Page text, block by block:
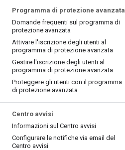
Programma di protezione avanzata
Domande frequenti sul programma di
protezione avanzata
Attivare l'iscrizione degli utenti al
programma di protezione avanzata
Gestire l'iscrizione degli utenti al
programma di protezione avanzata
Proteggere gli utenti con il programma
di protezione avanzata
Centro avvisi
Informazioni sul Centro avvisi
Configurare le notifiche via email del
Centro avvisi